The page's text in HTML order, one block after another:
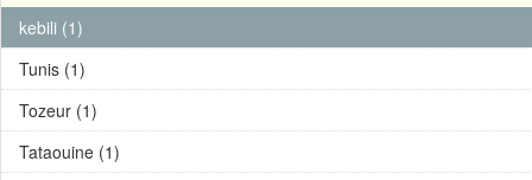
kebili (1)
Tunis (1)
Tozeur (1)
Tataouine (1)